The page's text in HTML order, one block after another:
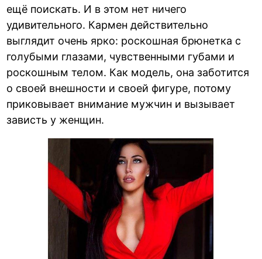
ещё поискать. И в этом нет ничего
удивительного. Кармен действительно
выглядит очень ярко: роскошная брюнетка с
голубыми глазами, чувственными губами и
роскошным телом. Как модель, она заботится
о своей внешности и своей фигуре, потому
приковывает внимание мужчин и вызывает
зависть у женщин.